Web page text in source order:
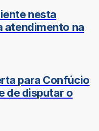
nesta
atendimento na
para Confúcio
de disputar o